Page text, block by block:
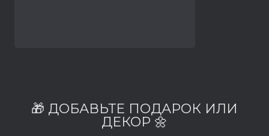
🎁 ДОБАВЬТЕ ПОДАРОК ИЛИ
ДЕКОР 🌼